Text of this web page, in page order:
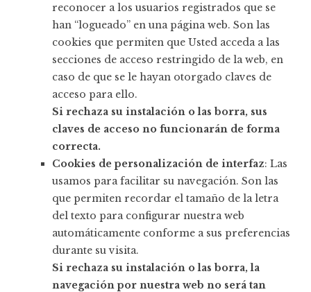
reconocer a los usuarios registrados que se
han “logueado” en una página web. Son las
cookies que permiten que Usted acceda a las
secciones de acceso restringido de la web, en
caso de que se le hayan otorgado claves de
acceso para ello.
Si rechaza su instalación o las borra, sus
claves de acceso no funcionarán de forma
correcta.
Cookies de personalización de interfaz: Las
usamos para facilitar su navegación. Son las
que permiten recordar el tamaño de la letra
del texto para configurar nuestra web
automáticamente conforme a sus preferencias
durante su visita.
Si rechaza su instalación o las borra, la
navegación por nuestra web no será tan